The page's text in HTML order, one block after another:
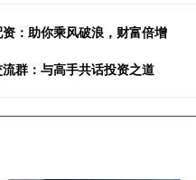
：助你乘风破浪，财富倍增
群：与高手共话投资之道